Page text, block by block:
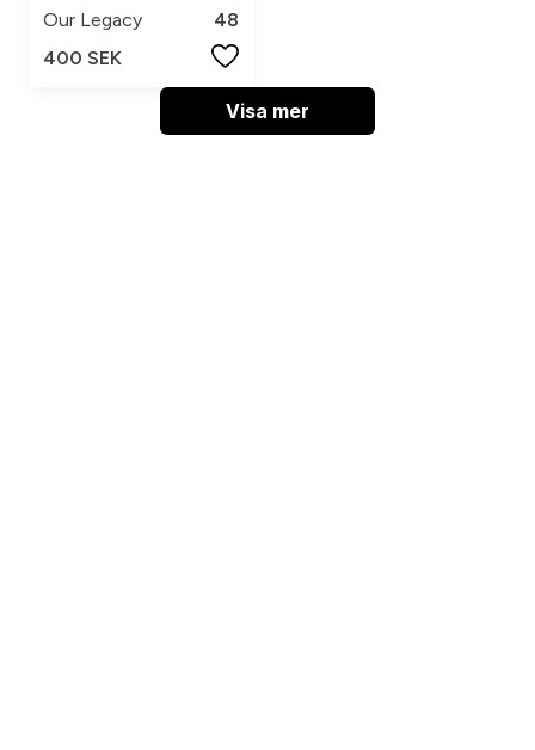
Our Legacy
48
400 SEK
Visa mer